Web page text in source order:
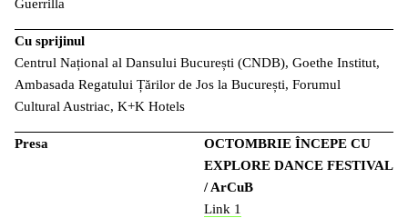
Guerrilla
Cu sprijinul
Centrul Național al Dansului București (CNDB), Goethe Institut,
Ambasada Regatului Țărilor de Jos la București, Forumul
Cultural Austriac, K+K Hotels
Presa
OCTOMBRIE ÎNCEPE CU
EXPLORE DANCE FESTIVAL
/ ArCuB
Link 1